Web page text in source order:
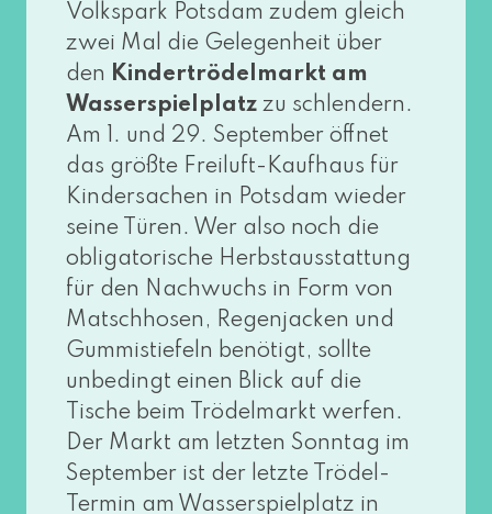
Volkspark Potsdam zudem gleich
zwei Mal die Gelegenheit über
den Kindertrödelmarkt am
Wasserspielplatzzu schlen­dern.
Am 1. und 29. September öff­net
das größ­te Freiluft-Kaufhaus für
Kindersachen in Potsdam wie­der
sei­ne Türen. Wer also noch die
obli­ga­to­ri­sche Herbstausstattung
für den Nachwuchs in Form von
Matschhosen, Regenjacken und
Gummistiefeln benö­tigt, soll­te
unbe­dingt einen Blick auf die
Tische beim Trödelmarkt wer­fen.
Der Markt am letz­ten Sonntag im
September ist der letz­te Trödel-
Termin am Wasserspielplatz in